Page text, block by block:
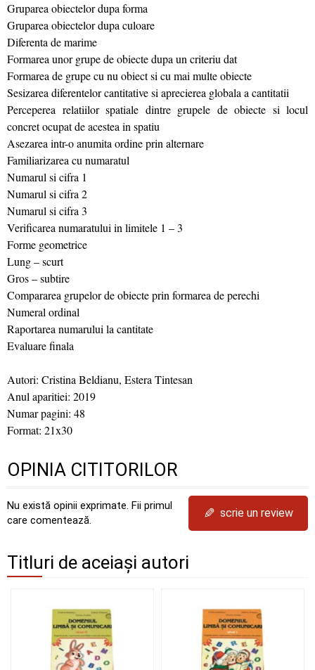
Gruparea obiectelor dupa forma
Gruparea obiectelor dupa culoare
Diferenta de marime
Formarea unor grupe de obiecte dupa un criteriu dat
Formarea de grupe cu nu obiect si cu mai multe obiecte
Sesizarea diferentelor cantitative si aprecierea globala a cantitatii
Perceperea relatiilor spatiale dintre grupele de obiecte si locul
concret ocupat de acestea in spatiu
Asezarea intr-o anumita ordine prin alternare
Familiarizarea cu numaratul
Numarul si cifra 1
Numarul si cifra 2
Numarul si cifra 3
Verificarea numaratului in limitele 1 – 3
Forme geometrice
Lung – scurt
Gros – subtire
Compararea grupelor de obiecte prin formarea de perechi
Numeral ordinal
Raportarea numarului la cantitate
Evaluare finala
Autori: Cristina Beldianu, Estera Tintesan
Anul aparitiei: 2019
Numar pagini: 48
Format: 21x30
OPINIA CITITORILOR
Nu există opinii exprimate. Fii primul
care comentează.
✎ scrie un review
Titluri de aceiași autori